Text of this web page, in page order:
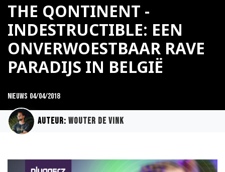
THE QONTINENT -
INDESTRUCTIBLE: EEN
ONVERWOESTBAAR RAVE
PARADIJS IN BELGIË
Nieuws 04/04/2018
Auteur: Wouter de Vink